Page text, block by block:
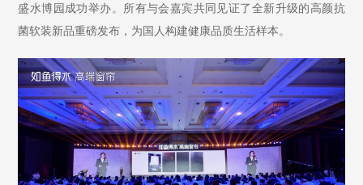
盛水博园成功举办。所有与会嘉宾共同见证了全新升级的高颜抗
菌软装新品重磅发布，为国人构建健康品质生活样本。